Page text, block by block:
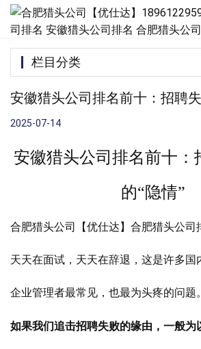
安徽猎头公司排名前十：招聘
2025-07-14
安徽猎头公司排名前十：
的“隐情”
合肥猎头公司【优仕达】合肥猎头公司
天天在面试，天天在辞退，这是许多国
企业管理者最常见，也最为头疼的问题。
如果我们追击招聘失败的缘由，一般为
栏目分类